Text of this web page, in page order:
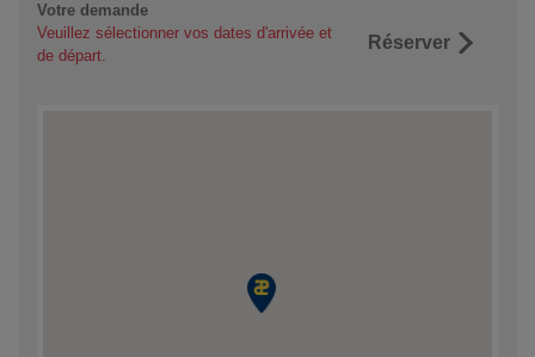
Votre demande
Veuillez sélectionner vos dates d'arrivée et
de départ.
Réserver